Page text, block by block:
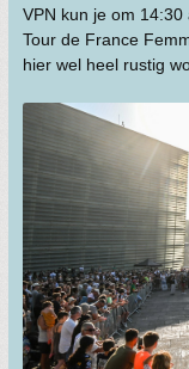
VPN kun je om
Tour de France
hier wel heel rustig